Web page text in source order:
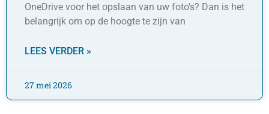
OneDrive voor het opslaan van uw foto’s? Dan is het
belangrijk om op de hoogte te zijn van
LEES VERDER »
27 mei 2026